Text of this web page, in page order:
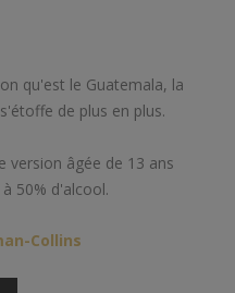
qu'est le Guatemala, la
de plus en plus.
version âgée de 13 ans
50% d'alcool.
Collins